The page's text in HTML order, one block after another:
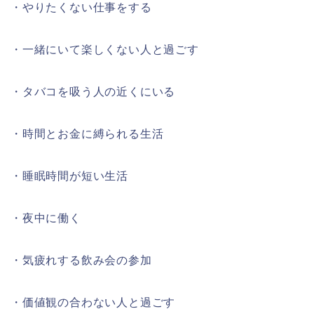
・やりたくない仕事をする
・一緒にいて楽しくない人と過ごす
・タバコを吸う人の近くにいる
・時間とお金に縛られる生活
・睡眠時間が短い生活
・夜中に働く
・気疲れする飲み会の参加
・価値観の合わない人と過ごす